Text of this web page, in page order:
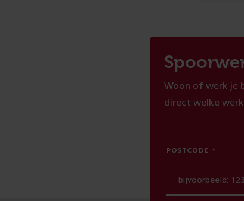
Woon of werk je
direct welke
POSTCODE